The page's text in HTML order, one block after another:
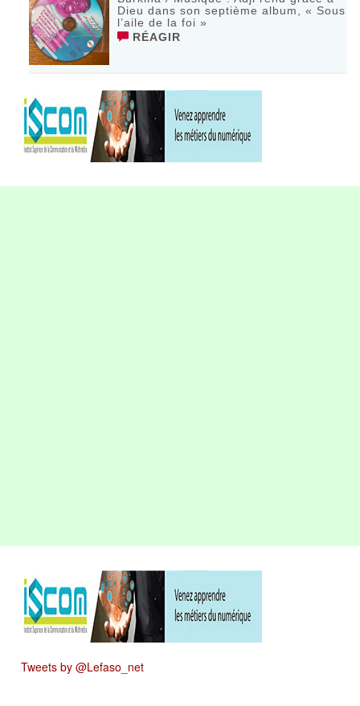
Dieu dans son septième album, « Sous
l’aile de la foi »
RÉAGIR
Tweets by @Lefaso_net